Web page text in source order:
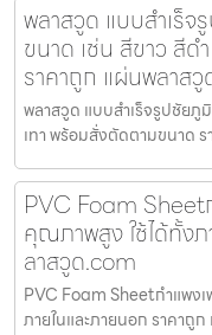
พลาสวูด แบบสำเร็
ขนาด เช่น สีขาว สี
ราคาถูก แผ่นพลาส
พลาสวูด แบบสำเร็จรูปชัยภู
เทา พร้อมสั่งตัดตามขนาด
PVC Foam Sheet
คุณภาพสูง ใช้ได้ทั้ง
ลาสวูด.com
PVC Foam Sheetกำแพง
ภายในและภายนอก ราคา